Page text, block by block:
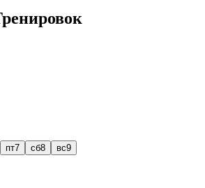
пт7 сб8 вс9